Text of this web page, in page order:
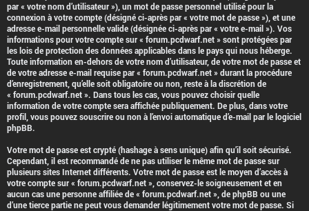
par « votre nom d’utilisateur »), un mot de passe personnel utilisé pour la
connexion à votre compte (désigné ci-après par « votre mot de passe »), et une
adresse e-mail personnelle valide (désignée ci-après par « votre e-mail »). Vos
informations pour votre compte sur « forum.pcdwarf.net » sont protégées par
les lois de protection des données applicables dans le pays qui nous héberge.
Toute information en-dehors de votre nom d’utilisateur, de votre mot de passe et
de votre adresse e-mail requise par « forum.pcdwarf.net » durant la procédure
d’enregistrement, qu’elle soit obligatoire ou non, reste à la discrétion de
« forum.pcdwarf.net ». Dans tous les cas, vous pouvez choisir quelle
information de votre compte sera affichée publiquement. De plus, dans votre
profil, vous pouvez souscrire ou non à l’envoi automatique d’e-mail par le logiciel
phpBB.
Votre mot de passe est crypté (hashage à sens unique) afin qu’il soit sécurisé.
Cependant, il est recommandé de ne pas utiliser le même mot de passe sur
plusieurs sites Internet différents. Votre mot de passe est le moyen d’accès à
votre compte sur « forum.pcdwarf.net », conservez-le soigneusement et en
aucun cas une personne affiliée de « forum.pcdwarf.net », de phpBB ou une
d’une tierce partie ne peut vous demander légitimement votre mot de passe. Si